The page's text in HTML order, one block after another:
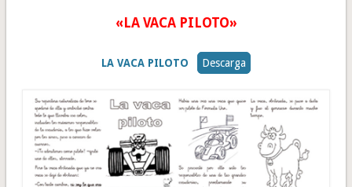
«LA VACA PILOTO»
LA VACA PILOTO Descarga